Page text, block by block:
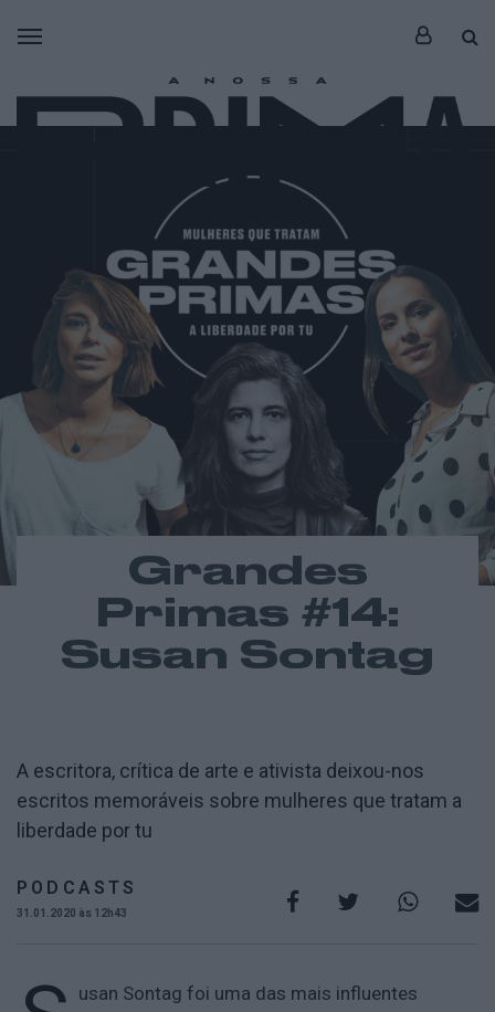
Grandes
Primas #14:
Susan Sontag
A escritora, crítica de arte e ativista deixou-nos
escritos memoráveis sobre mulheres que tratam a
liberdade por tu
PODCASTS
31.01.2020 às 12h43
usan Sontag foi uma das mais influentes